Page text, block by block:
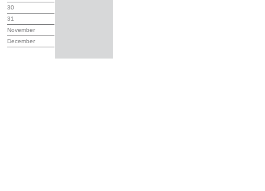
30
31
November
December